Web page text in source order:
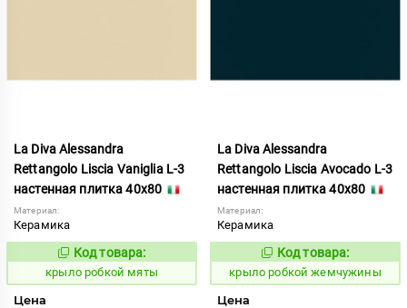
La Diva Alessandra
Rettangolo Liscia Vaniglia L-3
настенная плитка 40x80
Материал:
Керамика
837931
Код товара:
крыло робкой мяты
Цена
La Diva Alessandra
Rettangolo Liscia Avocado L-3
настенная плитка 40x80
Материал:
Керамика
837901
Код товара:
крыло робкой жемчужины
Цена